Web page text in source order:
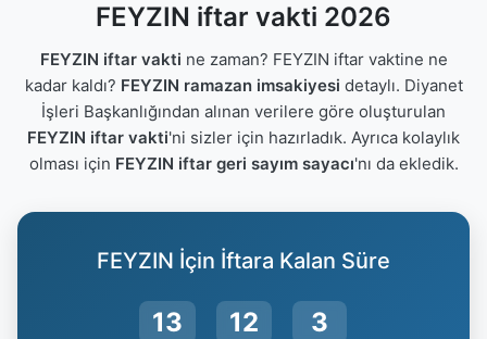
FEYZIN iftar vakti 2026
FEYZIN iftar vakti ne zaman? FEYZIN iftar vaktine ne
kadar kaldı? FEYZIN ramazan imsakiyesi detaylı. Diyanet
İşleri Başkanlığından alınan verilere göre oluşturulan
FEYZIN iftar vakti'ni sizler için hazırladık. Ayrıca kolaylık
olması için FEYZIN iftar geri sayım sayacı'nı da ekledik.
FEYZIN İçin İftara Kalan Süre
13 12 3